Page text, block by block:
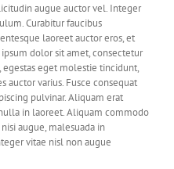
augue auctor vel. Integer
Curabitur faucibus
laoreet auctor eros, et
dolor sit amet, consectetur
eget molestie tincidunt,
auctor varius. Fusce consequat
pulvinar. Aliquam erat
in laoreet. Aliquam commodo
augue, malesuada in
vitae nisl non augue